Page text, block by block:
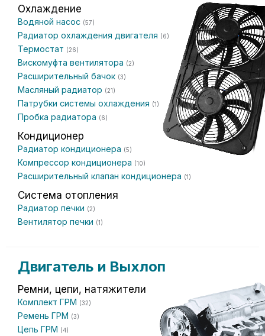
Охлаждение
Водяной насос (57)
Радиатор охлаждения двигателя (6)
Термостат (26)
Вискомуфта вентилятора (2)
Расширительный бачок (3)
Масляный радиатор (21)
Патрубки системы охлаждения (1)
Пробка радиатора (6)
Кондиционер
Радиатор кондиционера (5)
Компрессор кондиционера (10)
Расширительный клапан кондиционера (1)
Система отопления
Радиатор печки (2)
Вентилятор печки (1)
Двигатель и Выхлоп
Ремни, цепи, натяжители
Комплект ГРМ (32)
Ремень ГРМ (3)
Цепь ГРМ (4)